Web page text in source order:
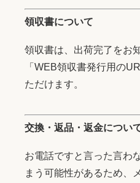
領収書について
領収書は、出荷完了をお
「WEB領収書発行用の
ただけます。
交換・返品・返金につい
お電話ですと言った言わ
まう可能性があるため、